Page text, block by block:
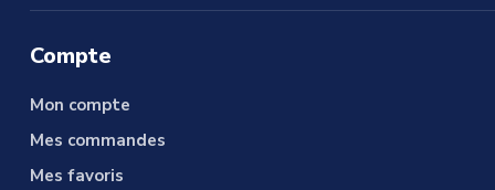
Compte
Mon compte
Mes commandes
Mes favoris